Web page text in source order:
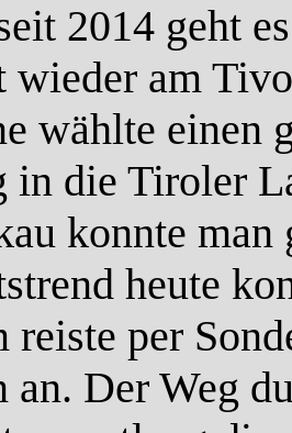
2014 geht
wieder am
wählte einen
in die Tiroler
konnte man
heute
reiste per
an. Der Weg